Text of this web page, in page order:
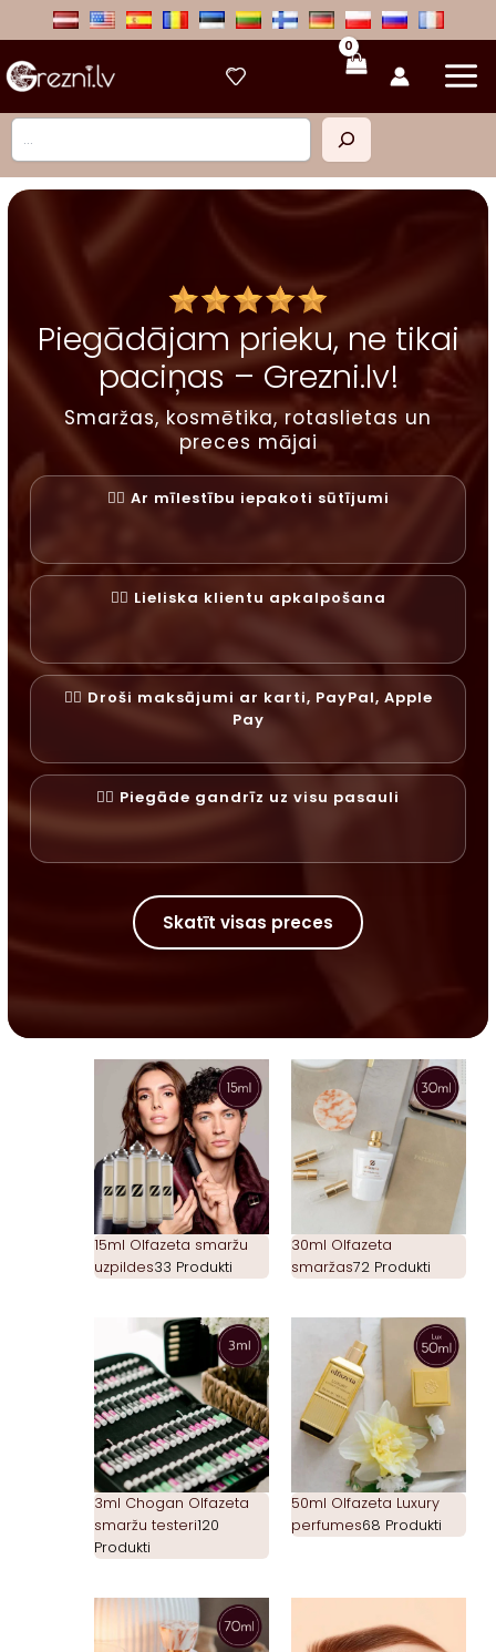
Meklēt
Piegādājam prieku, ne tikai
paciņas – Grezni.lv!
Smaržas, kosmētika, rotaslietas un
preces mājai
✓⃝ Ar mīlestību iepakoti sūtījumi
✓⃝ Lieliska klientu apkalpošana
✓⃝ Droši maksājumi ar karti, PayPal, Apple
Pay
✓⃝ Piegāde gandrīz uz visu pasauli
Skatīt visas preces
15ml Olfazeta smaržu
uzpildes33 Produkti
30ml Olfazeta
smaržas72 Produkti
3ml Chogan Olfazeta
smaržu testeri120
Produkti
50ml Olfazeta Luxury
perfumes68 Produkti